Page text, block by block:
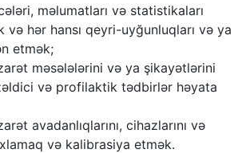
məlumatları və statistikaları
hər hansı qeyri-uyğunluqları və ya
etmək;
məsələlərini və ya şikayətlərini
və profilaktik tədbirlər həyata
avadanlıqlarını, cihazlarını və
və kalibrasiya etmək.